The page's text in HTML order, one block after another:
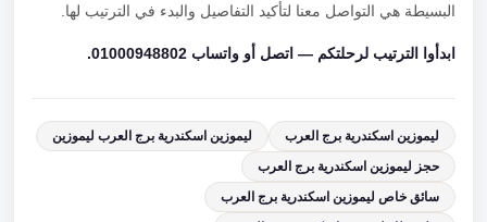
البسيطة هي التواصل معنا لتأكيد التفاصيل والبدء في الترتيب لها.
ابدأوا الترتيب لرحلتكم — اتصل أو واتساب 01000948802.
ليموزين اسكندرية برج العرب
ليموزين اسكندرية برج العرب ليموزين
حجز ليموزين اسكندرية برج العرب
سائق خاص ليموزين اسكندرية برج العرب